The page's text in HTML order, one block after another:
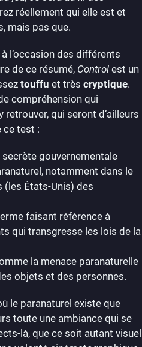
réellement qui elle est et
mais pas que.
l’occasion des différents
de ce résumé, Control est un
touffu et très cryptique.
compréhension qui
qui seront d’ailleurs
ce test :
gouvernementale
notamment dans le
(les États-Unis) des
faisant référence à
qui transgresse les lois de la
la menace paranaturelle
objets et des personnes.
le paranaturel existe que
toute une ambiance qui se
là, que ce soit autant visuel